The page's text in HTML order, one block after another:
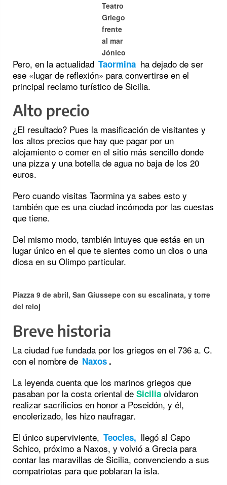
Teatro
Griego
frente
al mar
Jónico
Pero, en la actualidad Taormina ha dejado de ser
ese «lugar de reflexión» para convertirse en el
principal reclamo turístico de Sicilia.
Alto precio
¿El resultado? Pues la masificación de visitantes y
los altos precios que hay que pagar por un
alojamiento o comer en el sitio más sencillo donde
una pizza y una botella de agua no baja de los 20
euros.
Pero cuando visitas Taormina ya sabes esto y
también que es una ciudad incómoda por las cuestas
que tiene.
Del mismo modo, también intuyes que estás en un
lugar único en el que te sientes como un dios o una
diosa en su Olimpo particular.
Piazza 9 de abril, San Giussepe con su escalinata, y torre
del reloj
Breve historia
La ciudad fue fundada por los griegos en el 736 a. C.
con el nombre de Naxos .
La leyenda cuenta que los marinos griegos que
pasaban por la costa oriental de Sicilia olvidaron
realizar sacrificios en honor a Poseidón, y él,
encolerizado, les hizo naufragar.
El único superviviente, Teocles, llegó al Capo
Schico, próximo a Naxos, y volvió a Grecia para
contar las maravillas de Sicilia, convenciendo a sus
compatriotas para que poblaran la isla.